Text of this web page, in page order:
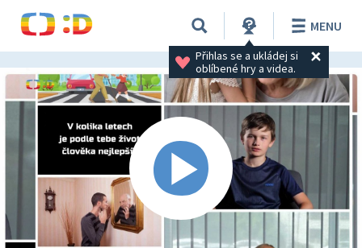
Přihlas se a ukládej si
oblíbené hry a videa.
MENU